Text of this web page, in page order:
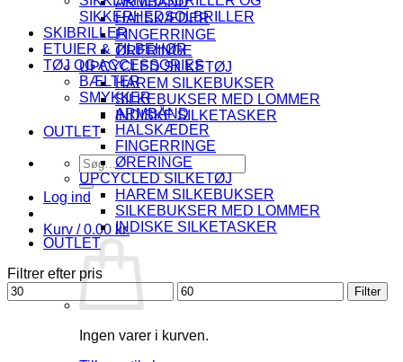
HALSKÆDER
FINGERRINGE
ØRERINGE
UPCYCLED SILKETØJ
HAREM SILKEBUKSER
SILKEBUKSER MED LOMMER
INDISKE SILKETASKER
OUTLET
Søg
efter:
Log ind
Kurv /0.00 kr.
Ingen varer i kurven.
SIKKERHEDSOLBRILLER
SKIBRILLER
ETUIER & TILBEHØR
TØJ OG ACCESSORIES
BÆLTER
SMYKKER
ARMBÅND
HALSKÆDER
FINGERRINGE
ØRERINGE
UPCYCLED SILKETØJ
HAREM SILKEBUKSER
SILKEBUKSER MED LOMMER
INDISKE SILKETASKER
OUTLET
Filtrer efter pris
Mindste
pris
Højeste
pris
Filter